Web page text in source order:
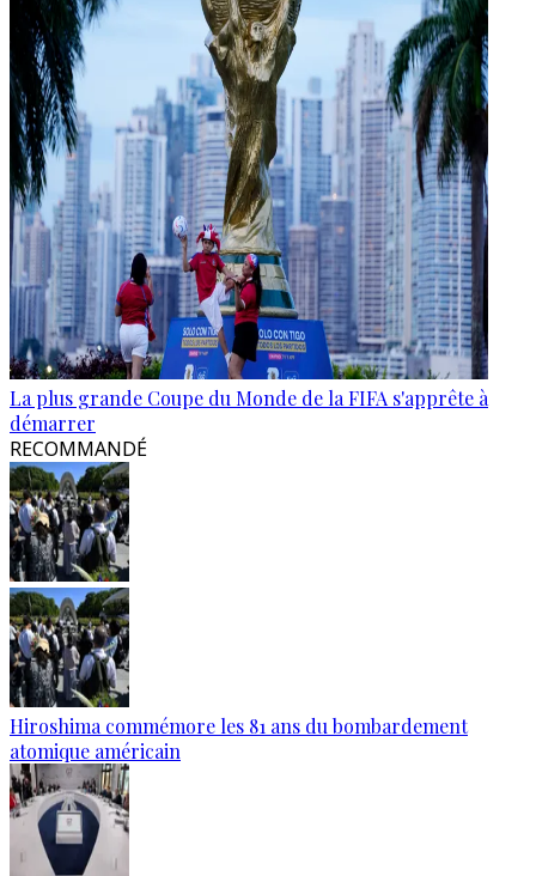
La plus grande Coupe du Monde de la FIFA s'apprête à
démarrer
RECOMMANDÉ
Hiroshima commémore les 81 ans du bombardement
atomique américain